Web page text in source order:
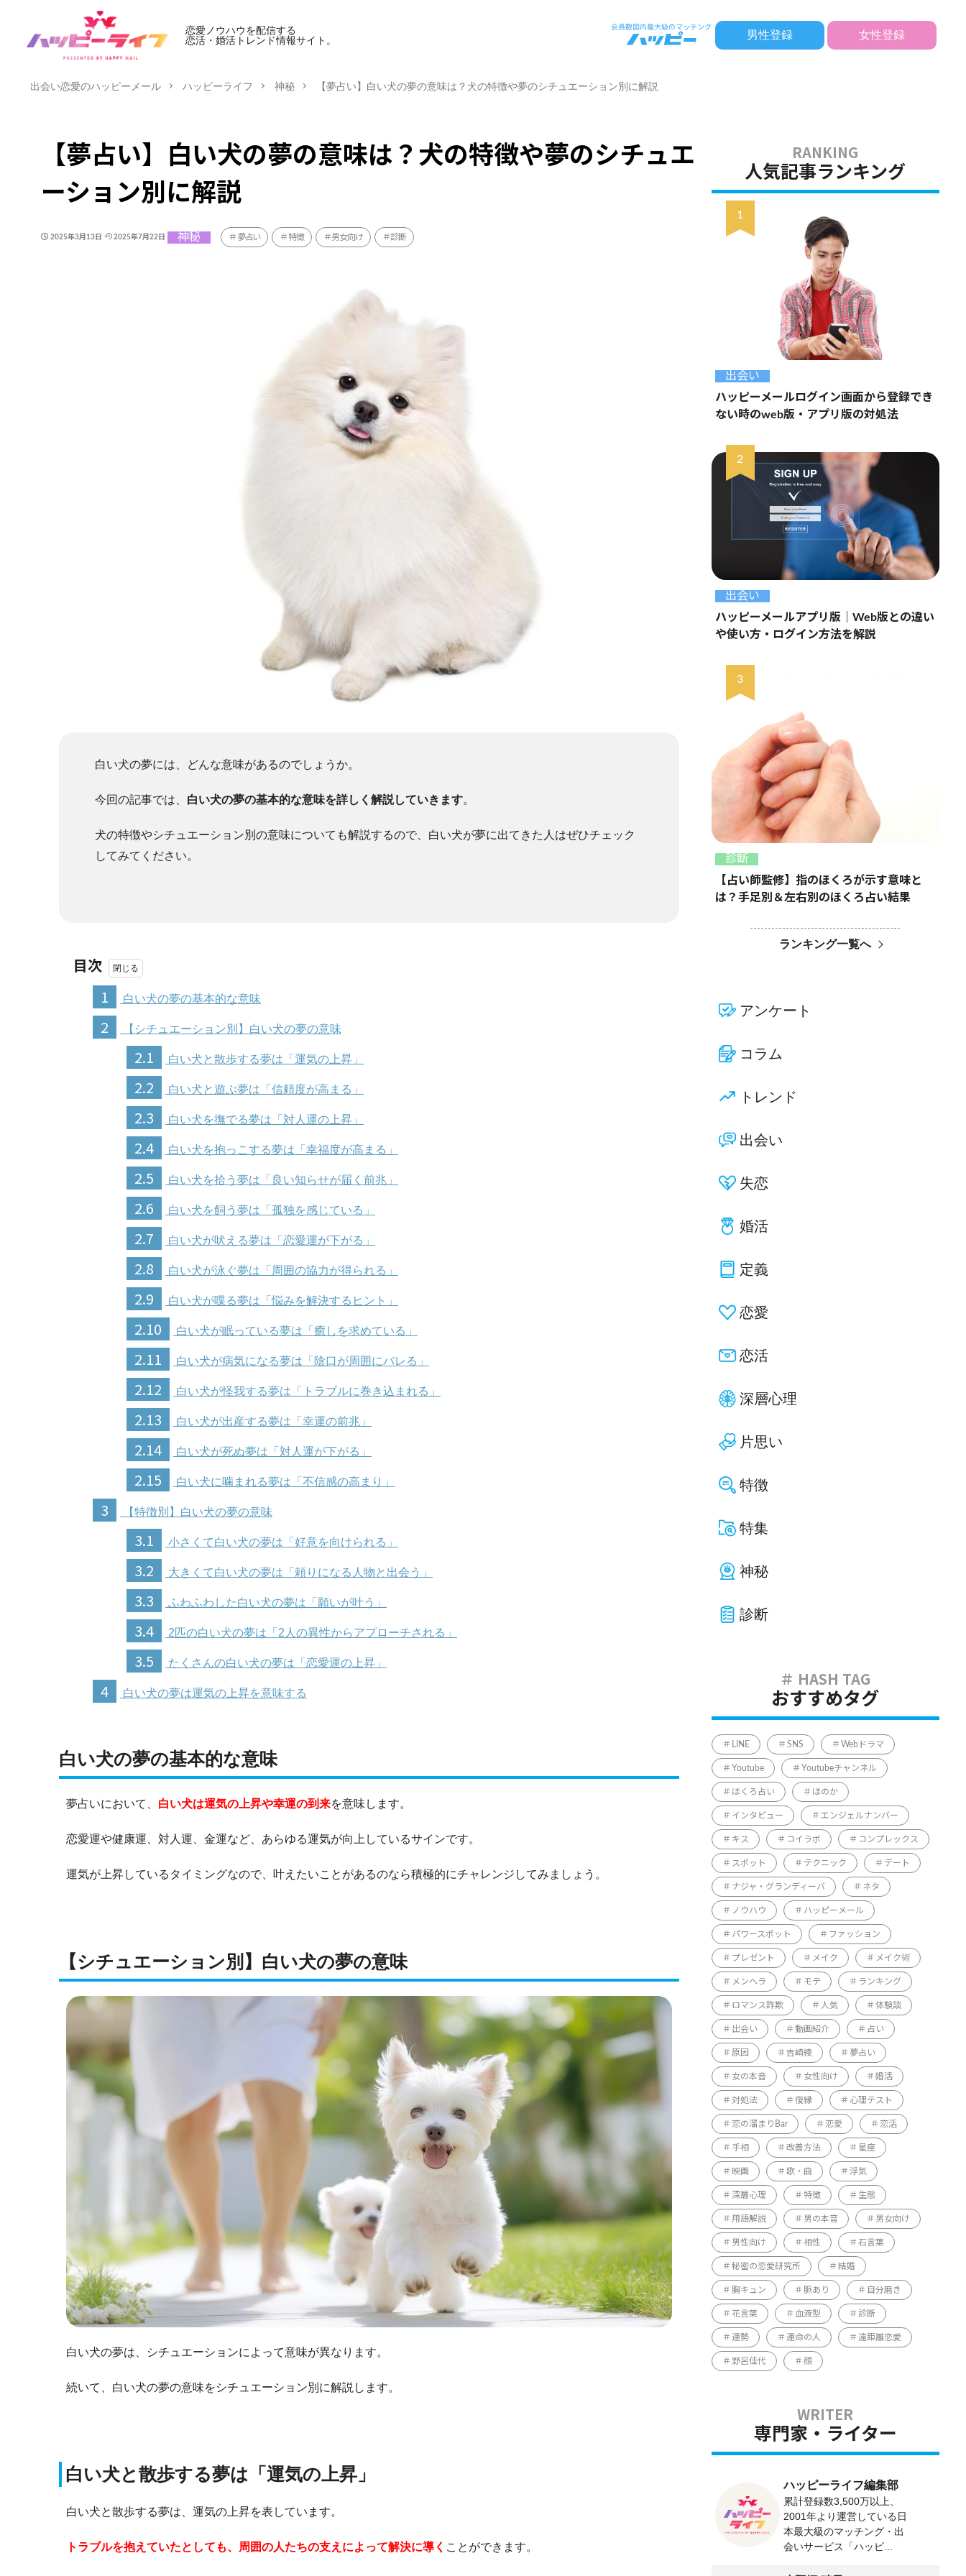
恋愛ノウハウを配信する
恋活・婚活トレンド情報サイト。
男性登録 女性登録
出会い恋愛のハッピーメール ハッピーライフ 神秘 【夢占い】白い犬の夢の意味は？犬の特徴や夢のシチュエーション別に解説
【夢占い】白い犬の夢の意味は？犬の特徴や夢のシチュエ
ーション別に解説
2025年3月13日 2025年7月22日 神秘 夢占い 特徴 男女向け 診断
白い犬の夢には、どんな意味があるのでしょうか。
今回の記事では、 白い犬の夢の基本的な意味を詳しく解説していきます。
犬の特徴やシチュエーション別の意味についても解説するので、白い犬が夢に出てきた人はぜひチェック
してみてください。
目次
1
白い犬の夢の基本的な意味
2 【シチュエーション別】白い犬の夢の意味
2.1 白い犬と散歩する夢は「運気の上昇」
2.2 白い犬と遊ぶ夢は「信頼度が高まる」
2.3 白い犬を撫でる夢は「対人運の上昇」
2.4 白い犬を抱っこする夢は「幸福度が高まる」
2.5 白い犬を拾う夢は「良い知らせが届く前兆」
2.6 白い犬を飼う夢は「孤独を感じている」
2.7 白い犬が吠える夢は「恋愛運が下がる」
2.8 白い犬が泳ぐ夢は「周囲の協力が得られる」
2.9 白い犬が喋る夢は「悩みを解決するヒント」
2.10 白い犬が眠っている夢は「癒しを求めている」
2.11 白い犬が病気になる夢は「陰口が周囲にバレる」
2.12 白い犬が怪我する夢は「トラブルに巻き込まれる」
2.13 白い犬が出産する夢は「幸運の前兆」
2.14 白い犬が死ぬ夢は「対人運が下がる」
2.15 白い犬に噛まれる夢は「不信感の高まり」
3 【特徴別】白い犬の夢の意味
3.1 小さくて白い犬の夢は「好意を向けられる」
3.2 大きくて白い犬の夢は「頼りになる人物と出会う」
3.3 ふわふわした白い犬の夢は「願いが叶う」
3.4 2匹の白い犬の夢は「2人の異性からアプローチされる」
3.5 たくさんの白い犬の夢は「恋愛運の上昇」
4 白い犬の夢は運気の上昇を意味する
白い犬の夢の基本的な意味
夢占いにおいて、 白い犬は運気の上昇や幸運の到来を意味します。
恋愛運や健康運、対人運、金運など、あらゆる運気が向上しているサインです。
運気が上昇しているタイミングなので、叶えたいことがあるのなら積極的にチャレンジしてみましょう。
【シチュエーション別】白い犬の夢の意味
白い犬の夢は、シチュエーションによって意味が異なります。
続いて、白い犬の夢の意味をシチュエーション別に解説します。
白い犬と散歩する夢は「運気の上昇」
白い犬と散歩する夢は、運気の上昇を表しています。
トラブルを抱えていたとしても、周囲の人たちの支えによって解決に導く ことができます。
人気記事ランキング
出会い
ハッピーメールログイン画面から登録でき
ない時のweb版・アプリ版の対処法
出会い
ハッピーメールアプリ版｜Web版との違い
や使い方・ログイン方法を解説
診断
【占い師監修】指のほくろが示す意味と
は？手足別＆左右別のほくろ占い結果
ランキング一覧へ
アンケート
コラム
トレンド
出会い
失恋
婚活
定義
恋愛
恋活
深層心理
片思い
特徴
特集
神秘
診断
おすすめタグ
LINE SNS Webドラマ
Youtube Youtubeチャンネル
ほくろ占い ほのか
インタビュー エンジェルナンバー
キス コイラボ コンプレックス
スポット テクニック デート
ナジャ・グランディーバ ネタ
ノウハウ ハッピーメール
パワースポット ファッション
プレゼント メイク メイク術
メンヘラ モテ ランキング
ロマンス詐欺 人気 体験談
出会い 動画紹介 占い
原因 吉崎綾 夢占い
女の本音 女性向け 婚活
対処法 復縁 心理テスト
恋の溜まりBar 恋愛 恋活
手相 改善方法 星座
映画 歌・曲 浮気
深層心理 特徴 生態
用語解説 男の本音 男女向け
男性向け 相性 石言葉
秘密の恋愛研究所 結婚
胸キュン 脈あり 自分磨き
花言葉 血液型 診断
運勢 運命の人 遠距離恋愛
野呂佳代 顔
専門家・ライター
ハッピーライフ編集部
累計登録数3,500万以上、
2001年より運営している日
本最大級のマッチング・出
会いサービス「ハッピ...